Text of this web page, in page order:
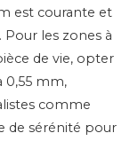
est courante et
les zones à
de vie, opter
0,55 mm,
comme
de sérénité pour